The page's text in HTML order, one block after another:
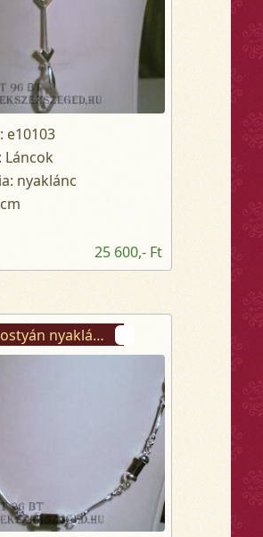
e10103
Láncok
nyaklánc
25 600,- Ft
Ezüst - Borostyán nyaklánc